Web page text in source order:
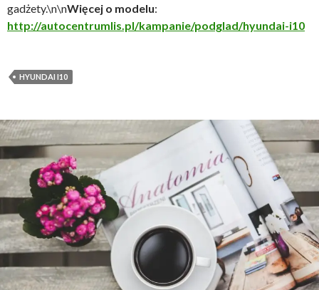
gadżety.\n\nWięcej o modelu:
http://autocentrumlis.pl/kampanie/podglad/hyundai-i10
HYUNDAI I10